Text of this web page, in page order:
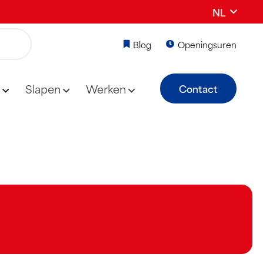
NL
Blog Openingsuren
Slapen Werken Contact